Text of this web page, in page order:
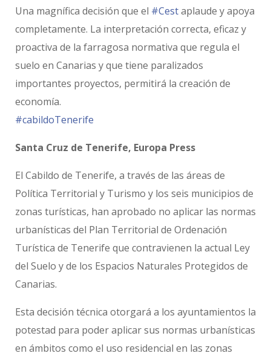
Una magnífica decisión que el #Cestaplaude y apoya
completamente. La interpretación correcta, eficaz y
proactiva de la farragosa normativa que regula el
suelo en Canarias y que tiene paralizados
importantes proyectos, permitirá la creación de
economía.
#cabildoTenerife
Santa Cruz de Tenerife, Europa Press
El Cabildo de Tenerife, a través de las áreas de
Política Territorial y Turismo y los seis municipios de
zonas turísticas, han aprobado no aplicar las normas
urbanísticas del Plan Territorial de Ordenación
Turística de Tenerife que contravienen la actual Ley
del Suelo y de los Espacios Naturales Protegidos de
Canarias.
Esta decisión técnica otorgará a los ayuntamientos la
potestad para poder aplicar sus normas urbanísticas
en ámbitos como el uso residencial en las zonas